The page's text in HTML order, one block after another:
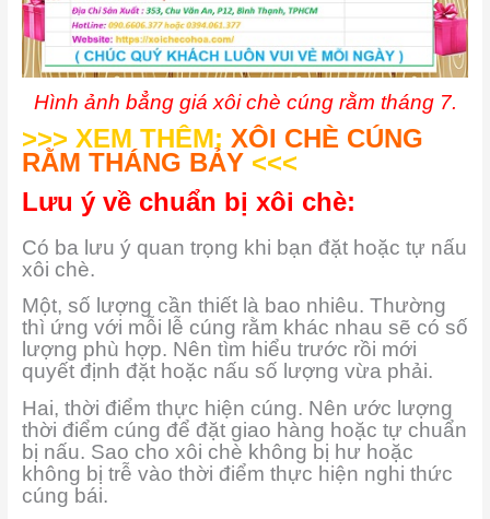
Hình ảnh bẳng giá xôi chè cúng rằm tháng 7.
>>> XEM THÊM: XÔI CHÈ CÚNG
RẰM THÁNG BẢY<<<
Lưu ý về chuẩn bị xôi chè:
Có ba lưu ý quan trọng khi bạn đặt hoặc tự nấu
xôi chè.
Một, số lượng cần thiết là bao nhiêu. Thường
thì ứng với mỗi lễ cúng rằm khác nhau sẽ có số
lượng phù hợp. Nên tìm hiểu trước rồi mới
quyết định đặt hoặc nấu số lượng vừa phải.
Hai, thời điểm thực hiện cúng. Nên ước lượng
thời điểm cúng để đặt giao hàng hoặc tự chuẩn
bị nấu. Sao cho xôi chè không bị hư hoặc
không bị trễ vào thời điểm thực hiện nghi thức
cúng bái.